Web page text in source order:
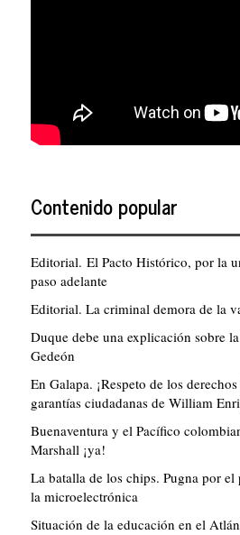
Contenido popular
Editorial. El Pacto Histórico, por la
paso adelante
Editorial. La criminal demora de la
Duque debe una explicación sobre
Gedeón
En Galapa. ¡Respeto de los
garantías ciudadanas de William
Buenaventura y el Pacífico
Marshall ¡ya!
La batalla de los chips. Pugna por
la microelectrónica
Situación de la educación en el